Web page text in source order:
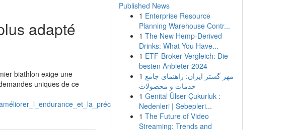
adapté
biathlon exige une
uniques de ce
Published News
1 Enterprise Resource
Planning Warehouse Contr...
1 The New Hemp-Derived
Drinks: What You Have...
1 ETF-Broker Vergleich: Die
besten Anbieter 2024
1 مهر گستر ایران: راهنمای جامع
خدمات و محصولات
1 Genital Ülser Çukurluk :
Nedenleri | Sebepleri...
1 The Future of Video
Streaming: Trends and